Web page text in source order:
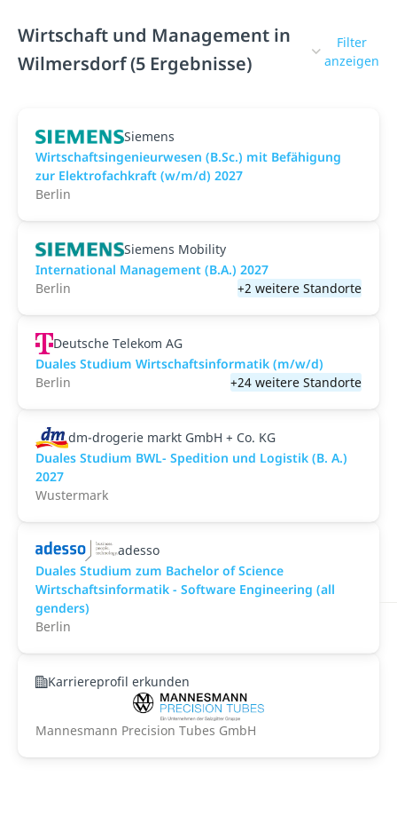
Wirtschaft und Management in
Wilmersdorf (5 Ergebnisse)
Filter
anzeigen
Siemens
Wirtschaftsingenieurwesen (B.Sc.) mit Befähigung
zur Elektrofachkraft (w/m/d) 2027
Berlin
Siemens Mobility
International Management (B.A.) 2027
Berlin
+2 weitere Standorte
Deutsche Telekom AG
Duales Studium Wirtschaftsinformatik (m/w/d)
Berlin
+24 weitere Standorte
dm-drogerie markt GmbH + Co. KG
Duales Studium BWL- Spedition und Logistik (B. A.)
2027
Wustermark
adesso
Duales Studium zum Bachelor of Science
Wirtschaftsinformatik - Software Engineering (all
genders)
Berlin
Karriereprofil erkunden
Mannesmann Precision Tubes GmbH